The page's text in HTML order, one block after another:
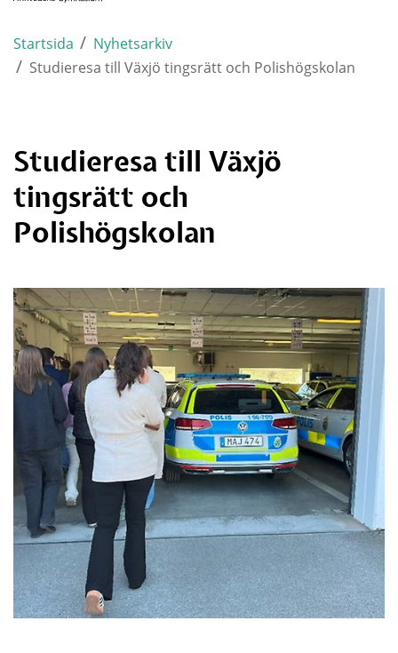
Startsida / Nyhetsarkiv
/ Studieresa till Växjö tingsrätt och Polishögskolan
Studieresa till Växjö
tingsrätt och
Polishögskolan